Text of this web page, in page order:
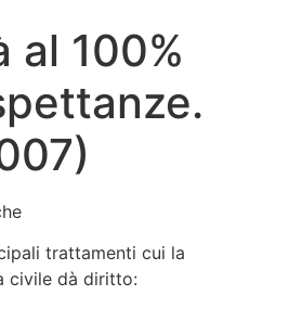
al 100%
trattamenti cui la
civile dà diritto: